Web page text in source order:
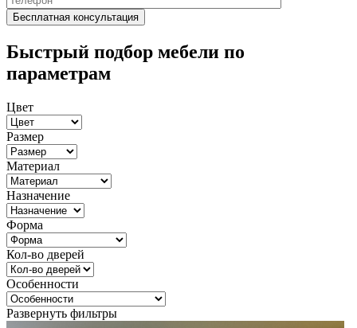
Быстрый подбор мебели по
параметрам
Цвет
Размер
Материал
Назначение
Форма
Кол-во дверей
Особенности
Развернуть фильтры